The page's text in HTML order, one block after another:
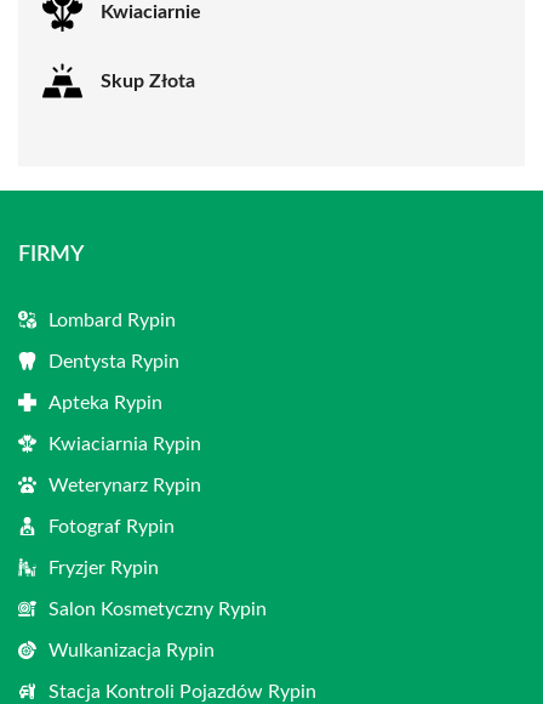
Kwiaciarnie
Skup Złota
FIRMY
Lombard Rypin
Dentysta Rypin
Apteka Rypin
Kwiaciarnia Rypin
Weterynarz Rypin
Fotograf Rypin
Fryzjer Rypin
Salon Kosmetyczny Rypin
Wulkanizacja Rypin
Stacja Kontroli Pojazdów Rypin